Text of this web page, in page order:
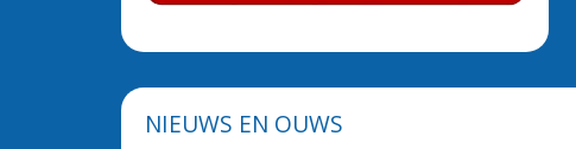
NIEUWS EN OUWS